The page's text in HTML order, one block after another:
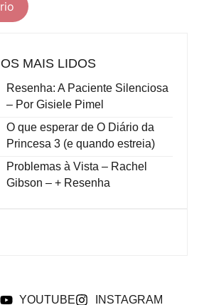
OS MAIS LIDOS
Resenha: A Paciente Silenciosa
– Por Gisiele Pimel
O que esperar de O Diário da
Princesa 3 (e quando estreia)
Problemas à Vista – Rachel
Gibson – + Resenha
YOUTUBE INSTAGRAM